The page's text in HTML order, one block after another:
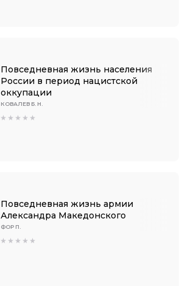
Повседневная жизнь населения
России в период нацистской
оккупации
КОВАЛЕВ Б. Н.
Повседневная жизнь армии
Александра Македон­ского
ФОР П.